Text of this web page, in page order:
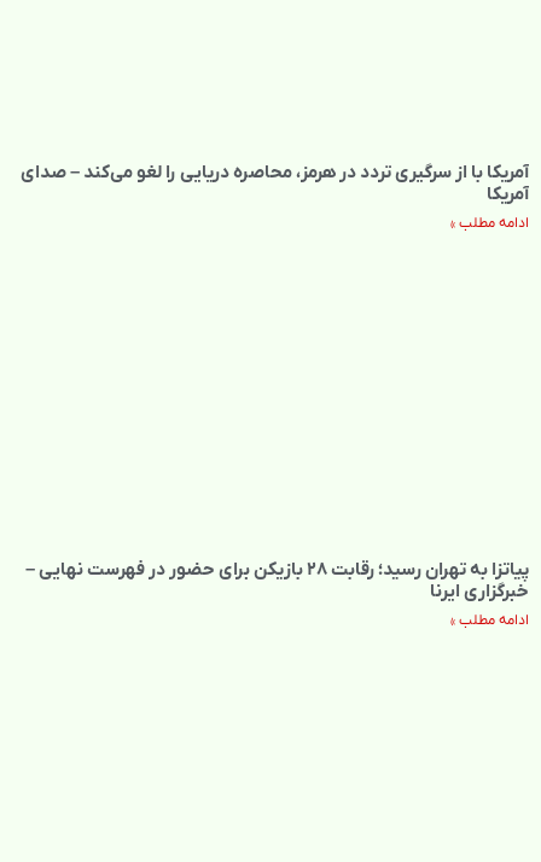
آمریکا با از سرگیری تردد در هرمز، محاصره دریایی را لغو می‌کند – صدای
آمریکا
ادامه مطلب »
پیاتزا به تهران رسید؛ رقابت ۲۸ بازیکن برای حضور در فهرست نهایی –
خبرگزاری ایرنا
ادامه مطلب »